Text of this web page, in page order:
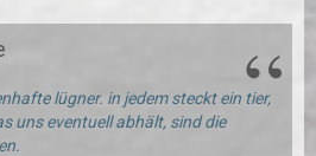
lügner. in jedem steckt ein tier,
uns eventuell abhält, sind die